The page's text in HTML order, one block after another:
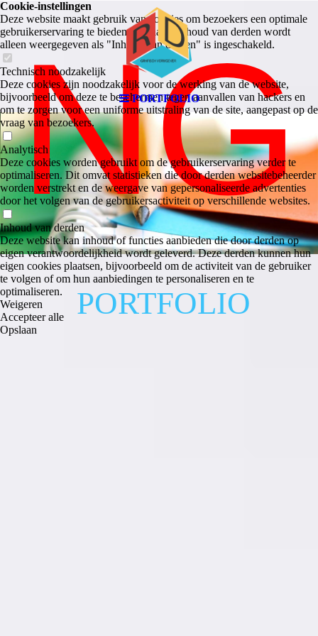
PORTFOLIO
NG
PORTFOLIO
Cookie-instellingen
Deze website maakt gebruik van cookies om bezoekers een optimale
gebruikerservaring te bieden. Bepaalde inhoud van derden wordt
alleen weergegeven als "Inhoud van derden" is ingeschakeld.
Technisch noodzakelijk
Deze cookies zijn noodzakelijk voor de werking van de website,
bijvoorbeeld om deze te beschermen tegen aanvallen van hackers en
om te zorgen voor een uniforme uitstraling van de site, aangepast op de
vraag van bezoekers.
Analytisch
Deze cookies worden gebruikt om de gebruikerservaring verder te
optimaliseren. Dit omvat statistieken die door derden websitebeheerder
worden verstrekt en de weergave van gepersonaliseerde advertenties
door het volgen van de gebruikersactiviteit op verschillende websites.
Inhoud van derden
Deze website kan inhoud of functies aanbieden die door derden op
eigen verantwoordelijkheid wordt geleverd. Deze derden kunnen hun
eigen cookies plaatsen, bijvoorbeeld om de activiteit van de gebruiker
te volgen of om hun aanbiedingen te personaliseren en te
optimaliseren.
Weigeren
Accepteer alle
Opslaan